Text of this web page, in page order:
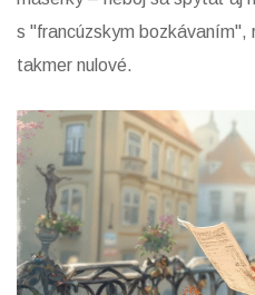
s "francúzskym bozkávaním",
takmer nulové.